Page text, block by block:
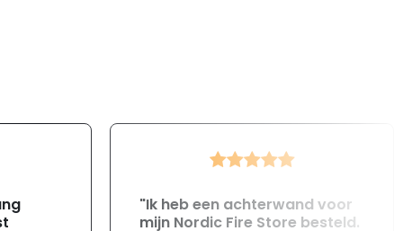
"Ik heb een achterwand voor
mijn Nordic Fire Store besteld.